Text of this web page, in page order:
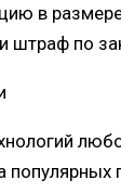
в
штраф по